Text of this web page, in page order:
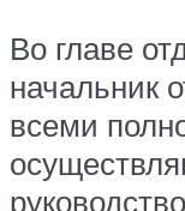
Во главе
начальник
всеми